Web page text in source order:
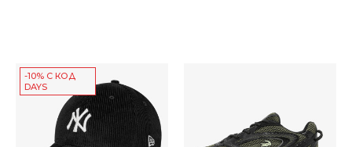
-10% С КОД
DAYS